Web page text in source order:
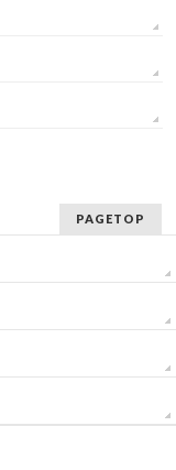
PAGETOP